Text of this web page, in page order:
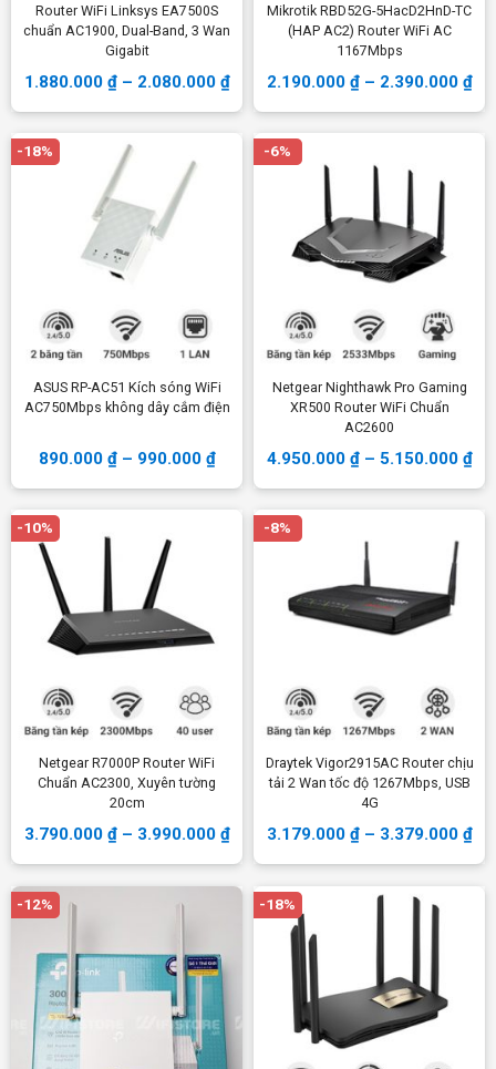
Router WiFi Linksys EA7500S
chuẩn AC1900, Dual-Band, 3 Wan
Gigabit
1.880.000 ₫– 2.080.000 ₫
Mikrotik RBD52G-5HacD2HnD-TC
(HAP AC2) Router WiFi AC
1167Mbps
2.190.000 ₫– 2.390.000 ₫
-18%
ASUS RP-AC51 Kích sóng WiFi
AC750Mbps không dây cắm điện
890.000 ₫– 990.000 ₫
-6%
Netgear Nighthawk Pro Gaming
XR500 Router WiFi Chuẩn
AC2600
4.950.000 ₫– 5.150.000 ₫
-10%
Netgear R7000P Router WiFi
Chuẩn AC2300, Xuyên tường
20cm
3.790.000 ₫– 3.990.000 ₫
-8%
Draytek Vigor2915AC Router chịu
tải 2 Wan tốc độ 1267Mbps, USB
4G
3.179.000 ₫– 3.379.000 ₫
-12% -18%